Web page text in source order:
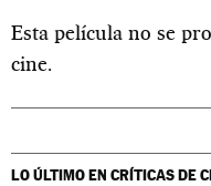
Esta película no se
cine.
LO ÚLTIMO EN CRÍTICAS DE